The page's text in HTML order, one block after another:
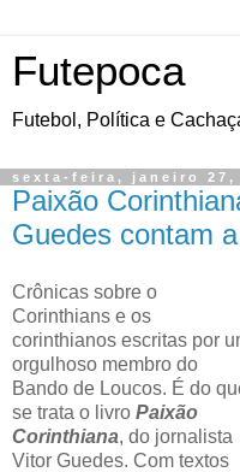
Futepoca
Futebol, Política e
sexta-feira, janeiro 27,
Paixão
Guedes contam
Crônicas sobre o
Corinthians e os
corinthianos escritas por
orgulhoso membro do
Bando de Loucos. É do
se trata o livro Paixão
Corinthiana, do jornalista
Vitor Guedes. Com textos